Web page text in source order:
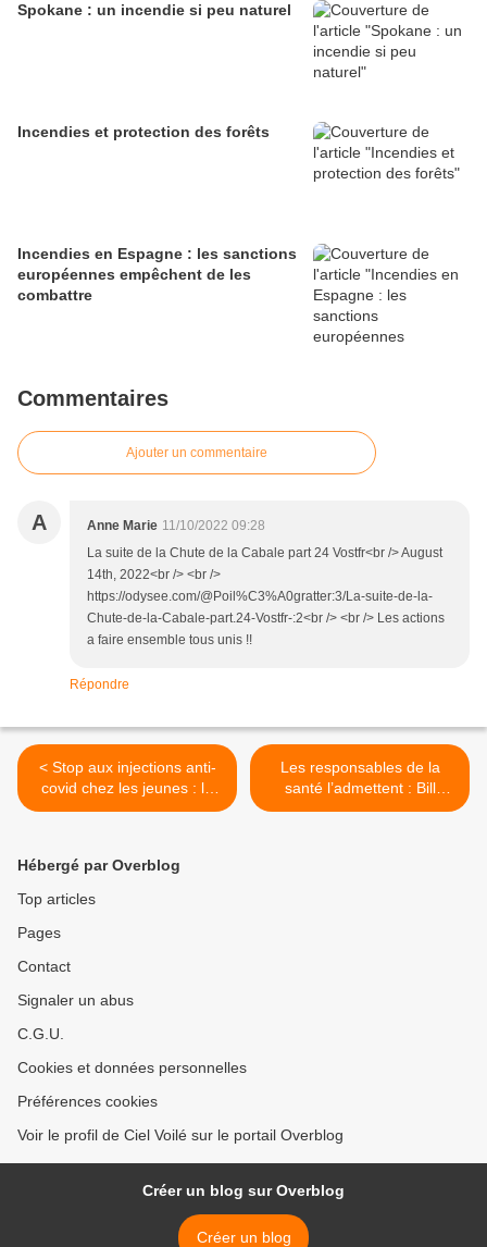
Spokane : un incendie si peu naturel
Incendies et protection des forêts
Incendies en Espagne : les sanctions
européennes empêchent de les
combattre
Commentaires
Ajouter un commentaire
A Anne Marie 11/10/2022 09:28
La suite de la Chute de la Cabale part 24 Vostfr<br /> August
14th, 2022<br /> <br />
https://odysee.com/@Poil%C3%A0gratter:3/La-suite-de-la-
Chute-de-la-Cabale-part.24-Vostfr-:2<br /> <br /> Les actions
a faire ensemble tous unis !!
Répondre
< Stop aux injections anti-
covid chez les jeunes : la
recommandation des
Belgique et Suède
Les responsables de la
santé l’admettent : Bill
Gates a utilisé sa richesse
Hébergé par Overblog
Top articles
Pages
Contact
Signaler un abus
C.G.U.
Cookies et données personnelles
Préférences cookies
Voir le profil de Ciel Voilé sur le portail Overblog
Créer un blog sur Overblog
Créer un blog